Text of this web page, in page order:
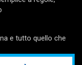
e tutto quello che